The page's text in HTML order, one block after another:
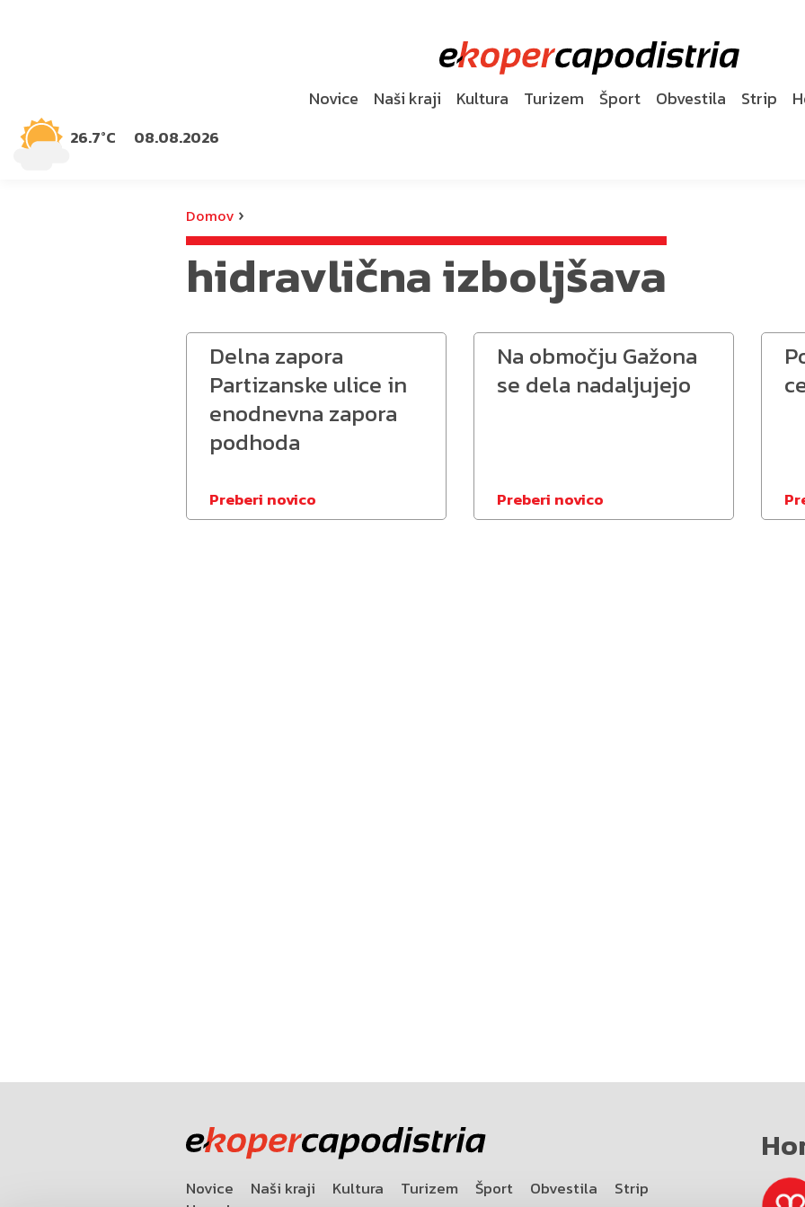
26.7°C 08.08.2026
Novice Naši kraji Kultura Turizem Šport Obvestila Strip
Domov ›
hidravlična izboljšava
Delna zapora
Partizanske ulice in
enodnevna zapora
podhoda
Preberi novico
Na območju Gažona
se dela nadaljujejo
Preberi novico
Novice Naši kraji Kultura Turizem Šport Obvestila
Strip